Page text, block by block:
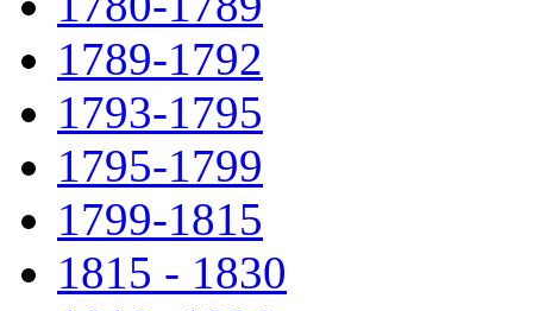
1789-1792
1793-1795
1795-1799
1799-1815
1815 - 1830